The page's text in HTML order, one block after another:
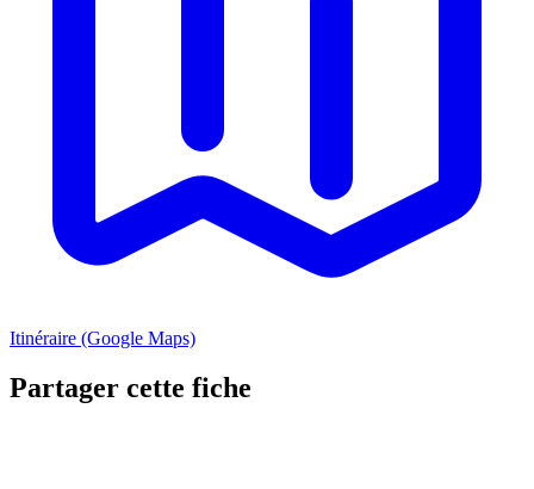
Itinéraire (Google Maps)
Partager cette fiche